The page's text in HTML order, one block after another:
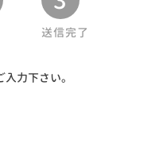
送信完了
力下さい。